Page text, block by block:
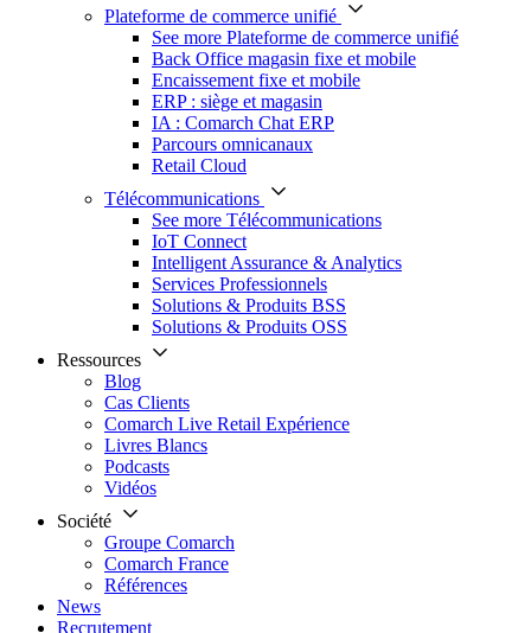
Plateforme de commerce unifié
See more Plateforme de commerce unifié
Back Office magasin fixe et mobile
Encaissement fixe et mobile
ERP : siège et magasin
IA : Comarch Chat ERP
Parcours omnicanaux
Retail Cloud
Télécommunications
See more Télécommunications
IoT Connect
Intelligent Assurance & Analytics
Services Professionnels
Solutions & Produits BSS
Solutions & Produits OSS
Ressources
Blog
Cas Clients
Comarch Live Retail Expérience
Livres Blancs
Podcasts
Vidéos
Société
Groupe Comarch
Comarch France
Références
News
Recrutement